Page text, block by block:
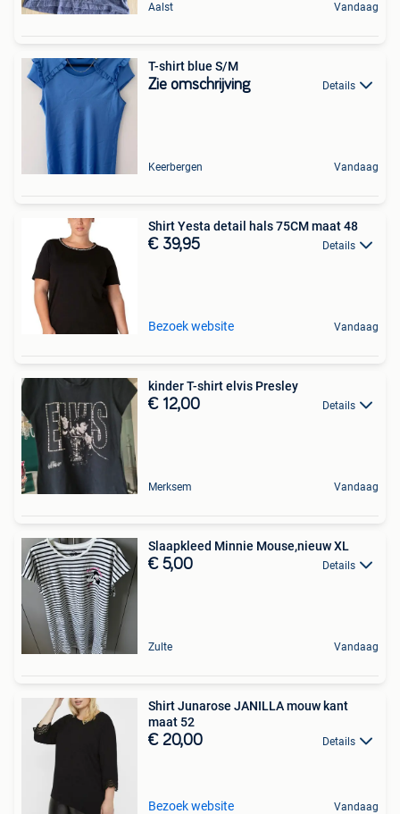
Aalst Vandaag
T-shirt blue S/M
Zie omschrijving Details
Keerbergen Vandaag
Shirt Yesta detail hals 75CM maat 48
€ 39,95 Details
Bezoek website Vandaag
kinder T-shirt elvis Presley
€ 12,00 Details
Merksem Vandaag
Slaapkleed Minnie Mouse,nieuw XL
€ 5,00 Details
Zulte Vandaag
Shirt Junarose JANILLA mouw kant
maat 52
€ 20,00 Details
Bezoek website Vandaag